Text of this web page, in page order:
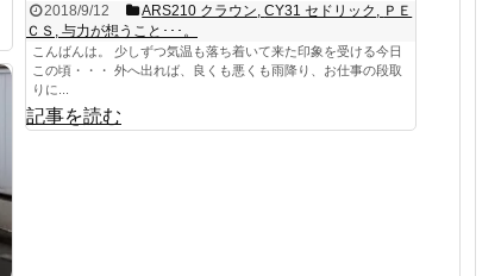
2018/9/12 ARS210 クラウン ,CY31 セドリック
ＰＥ
ＣＳ 与力が想うこと･･･。
こんばんは。 少しずつ気温も落ち着いて来た印象を受ける今日
この頃・・・ 外へ出れば、良くも悪くも雨降り、お仕事の段取
りに...
記事を読む